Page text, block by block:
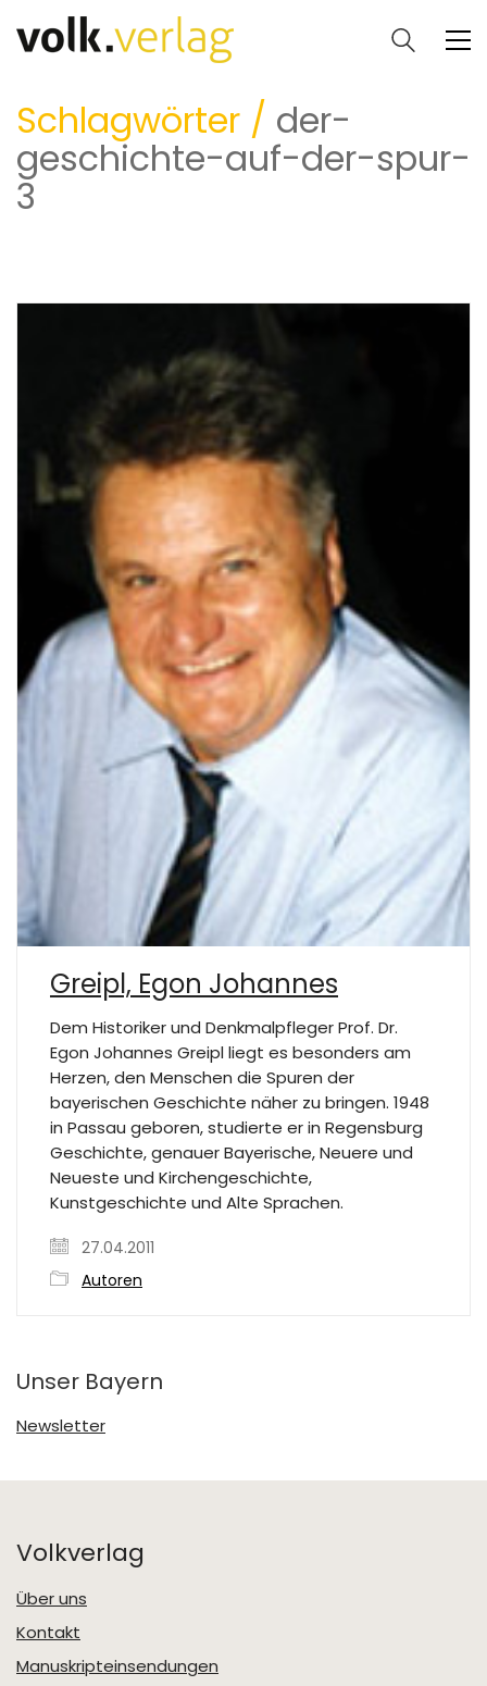
Schlagwörter / der-
geschichte-auf-der-spur-
3
Greipl, Egon Johannes
Dem Historiker und Denkmalpfleger Prof. Dr.
Egon Johannes Greipl liegt es besonders am
Herzen, den Menschen die Spuren der
bayerischen Geschichte näher zu bringen. 1948
in Passau geboren, studierte er in Regensburg
Geschichte, genauer Bayerische, Neuere und
Neueste und Kirchengeschichte,
Kunstgeschichte und Alte Sprachen.
27.04.2011
Autoren
Unser Bayern
Newsletter
Volkverlag
Über uns
Kontakt
Manuskripteinsendungen